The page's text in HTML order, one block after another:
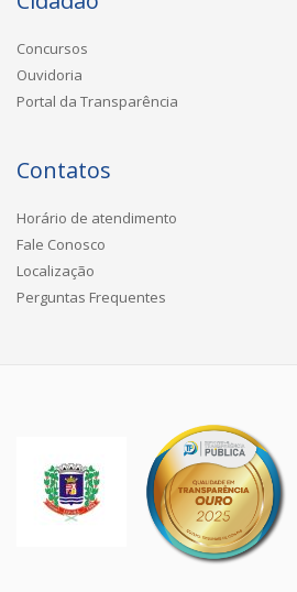
Concursos
Ouvidoria
Portal da Transparência
Contatos
Horário de atendimento
Fale Conosco
Localização
Perguntas Frequentes